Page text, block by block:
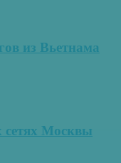
из Вьетнама
сетях Москвы